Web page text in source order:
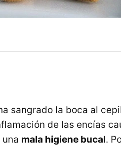
sangrado la boca al
de las encías
mala higiene bucal.